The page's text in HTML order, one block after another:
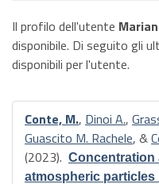
Il profilo dell'utente
disponibile. Di seguito gli
disponibili per l'utente.
Conte, M., Dinoi A.,
Guascito M. Rachele, &
(2023). Concentration
atmospheric